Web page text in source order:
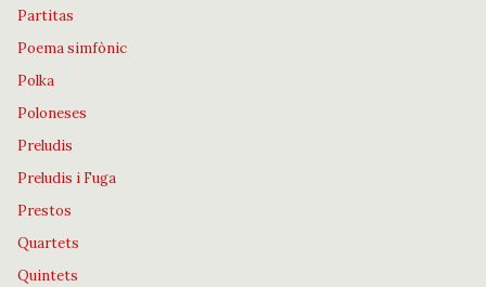
Partitas
Poema simfònic
Polka
Poloneses
Preludis
Preludis i Fuga
Prestos
Quartets
Quintets